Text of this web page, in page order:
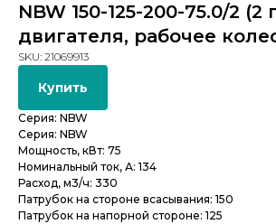
NBW 150-125-200-75.0/2 (2
двигателя, рабочее
SKU: 21069913
Купить
Серия: NBW
Серия: NBW
Мощность, кВт: 75
Номинальный ток, А: 134
Расход, м3/ч: 330
Патрубок на стороне всасывания: 150
Патрубок на напорной стороне: 125